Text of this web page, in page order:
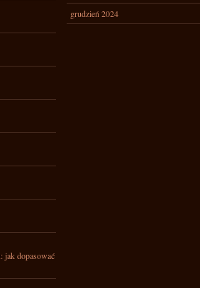
jak dopasować
grudzień 2024